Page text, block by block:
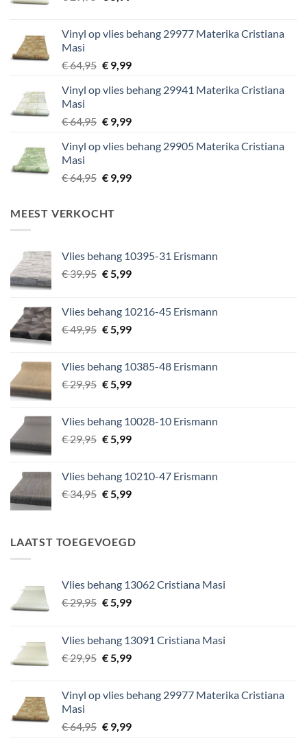
€ 29,95.€ 5,99.
Vinyl op vlies behang 29977 Materika Cristiana
Masi
€64,95 Oorspronkelijke
was:
€9,99Huidige
is:
Vinyl op vlies behang 29941 Materika Cristiana
Masi
€64,95 Oorspronkelijke
was:
€9,99Huidige
is:
Vinyl op vlies behang 29905 Materika Cristiana
Masi
€64,95 Oorspronkelijke
€ 64,95.
€9,99Huidige
MEEST VERKOCHT
Vlies behang 10395-31 Erismann
€39,95 Oorspronkelijke
€ 39,95.
€5,99Huidige
€ 5,99.
Vlies behang 10216-45 Erismann
€49,95 Oorspronkelijke
€ 49,95.
€5,99Huidige
€ 5,99.
Vlies behang 10385-48 Erismann
€29,95 Oorspronkelijke
€ 29,95.
€5,99Huidige
€ 5,99.
Vlies behang 10028-10 Erismann
€29,95 Oorspronkelijke
€ 29,95.
€5,99Huidige
€ 5,99.
Vlies behang 10210-47 Erismann
€34,95 Oorspronkelijke
€ 34,95.
€5,99Huidige
€ 5,99.
LAATST TOEGEVOEGD
Vlies behang 13062 Cristiana Masi
€29,95 Oorspronkelijke
€ 29,95.
€5,99Huidige
€ 5,99.
Vlies behang 13091 Cristiana Masi
€29,95 Oorspronkelijke
€ 29,95.
€5,99Huidige
€ 5,99.
Vinyl op vlies behang 29977 Materika Cristiana
Masi
€64,95 Oorspronkelijke
€9,99Huidige